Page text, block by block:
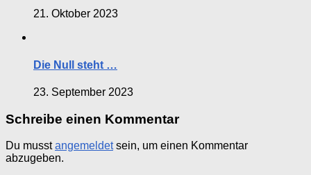
21. Oktober 2023
Die Null steht …
23. September 2023
Schreibe einen Kommentar
Du musstangemeldetsein, um einen Kommentar
abzugeben.